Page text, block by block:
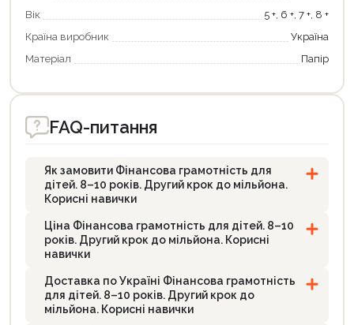
Вік
5 +, 6 +, 7 +, 8 +
Країна виробник
Україна
Матеріал
Папір
FAQ-питання
Як замовити Фінансова грамотність для
дітей. 8–10 років. Другий крок до мільйона.
Корисні навички
Ціна Фінансова грамотність для дітей. 8–10
років. Другий крок до мільйона. Корисні
навички
Доставка по Україні Фінансова грамотність
для дітей. 8–10 років. Другий крок до
мільйона. Корисні навички